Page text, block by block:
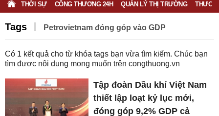
THỜI SỰ CÔNG THƯƠNG 24H QUẢN LÝ THỊ TRƯỜNG
Tags Petrovietnam đóng góp vào GDP
Có 1 kết quả cho từ khóa tags bạn vừa tìm kiếm. Chúc bạn
tìm được nội dung mong muốn trên congthuong.vn
Tập đoàn Dầu khí Việt Nam
thiết lập loạt kỷ lục mới,
đóng góp 9,2% GDP cả